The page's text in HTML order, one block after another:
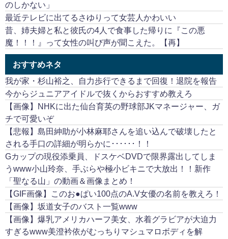
のしかない」
最近テレビに出てるさゆりって女芸人かわいい
昔、姉夫婦と私と彼氏の4人で食事した帰りに『この悪
魔！！！』って女性の叫び声が聞こえた。【再】
おすすめネタ
我が家・杉山裕之、自力歩行できるまで回復！退院を報告
今からジュニアアイドルで抜くからおすすめ教えろ
【画像】NHKに出た仙台育英の野球部JKマネージャー、ガ
チで可愛いぞ
【悲報】島田紳助が小林麻耶さんを追い込んで破壊したと
される手口の詳細が明らかに･･････！！
Gカップの現役添乗員、ドスケベDVDで限界露出してしま
うwww小山玲奈、手ぶらや極小ビキニで大放出！！新作
「聖なる山」の動画＆画像まとめ！
【GIF画像】このお●ぱい100点のA.V女優の名前を教えろ！
【画像】坂道女子のバスト一覧www
【画像】爆乳アメリカハーフ美女、水着グラビアが大迫力
すぎるwww美澄衿依がむっちりマシュマロボディを解